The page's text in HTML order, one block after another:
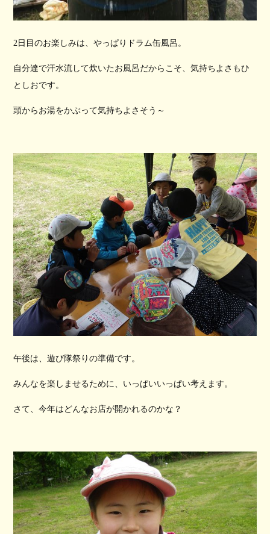
2日目のお楽しみは、やっぱりドラム缶風呂。
自分達で汗水流して炊いたお風呂だからこそ、気持ちよさもひ
としおです。
頭からお湯をかぶって気持ちよさそう～
午後は、遊び隊祭りの準備です。
みんなを楽しませるために、いっぱいいっぱい考えます。
さて、今年はどんなお店が開かれるのかな？